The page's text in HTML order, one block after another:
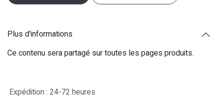
Plus d'informations
Ce contenu sera partagé sur toutes les pages produits.
Expédition : 24-72 heures